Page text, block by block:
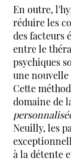
En outre,
réduire les
des facteurs
entre le
psychiques
une
Cette
domaine de
Neuilly, les
à la détente